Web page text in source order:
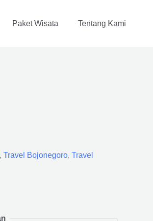
Paket Wisata Tentang Kami
, Travel Bojonegoro, Travel